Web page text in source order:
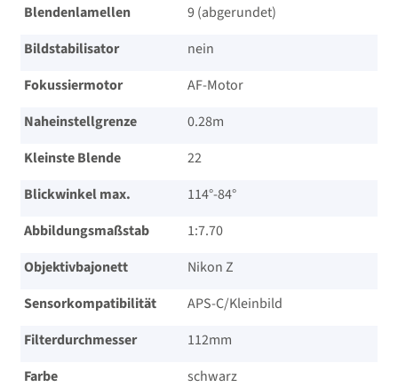
Blendenlamellen
9 (abgerundet)
Bildstabilisator
nein
Fokussiermotor
AF-Motor
Naheinstellgrenze
0.28m
Kleinste Blende
22
Blickwinkel max.
114°-84°
Abbildungsmaßstab
1:7.70
Objektivbajonett
Nikon Z
Sensorkompatibilität
APS-C/​Kleinbild
Filterdurchmesser
112mm
Farbe
schwarz